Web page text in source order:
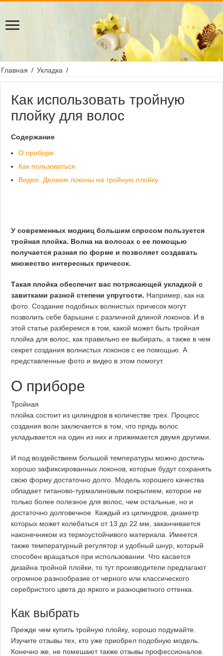
Главная / Укладка /
Как использовать тройную
плойку для волос
Содержание
О приборе
Как пользоваться
Видео: Делаем локоны на тройную плойку
У современных модниц большим спросом пользуется
тройная плойка. Волна на волосах с ее помощью
получается разная по форме и позволяет создавать
множество интересных причесок.
Такая плойка обеспечит вас потрясающей укладкой с
завитками разной степени упругости. Например, как на
фото. Создание подобных волнистых причесок могут
позволить себе барышни с различной длиной локонов. И в
этой статье разберемся в том, какой может быть тройная
плойка для волос, как правильно ее выбирать, а также в чем
секрет создания волнистых локонов с ее помощью. А
представленные фото и видео в этом помогут.
О приборе
Тройная
плойка состоит из цилиндров в количестве трех. Процесс
создания волн заключается в том, что прядь волос
укладывается на один из них и прижимается двумя другими.
И под воздействием большой температуры можно достичь
хорошо зафиксированных локонов, которые будут сохранять
свою форму достаточно долго. Модель хорошего качества
обладает титаново-турмалиновым покрытием, которое не
только более полезное для волос, чем остальные, но и
достаточно долговечное. Каждый из цилиндров, диаметр
которых может колебаться от 13 до 22 мм, заканчивается
наконечником из термоустойчивого материала. Имеется
также температурный регулятор и удобный шнур, который
способен вращаться при использовании. Что касается
дизайна тройной плойки, то тут производители предлагают
огромное разнообразие от черного или классического
серебристого цвета до яркого и разноцветного оттенка.
Как выбрать
Прежде чем купить тройную плойку, хорошо подумайте.
Изучите отзывы тех, кто уже приобрел подобную модель.
Конечно же, не помешают также отзывы профессионалов.